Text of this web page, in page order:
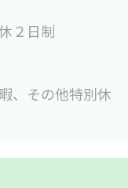
２日制
、その他特別休